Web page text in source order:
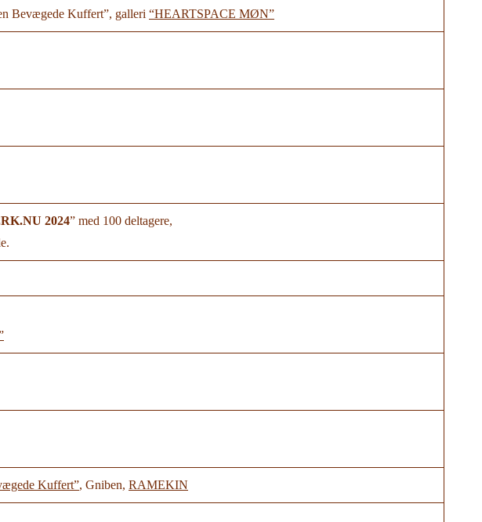
Bevægede Kuffert”, galleri “HEARTSPACE MØN”
2024” med 100 deltagere,
Kuffert”, Gniben, RAMEKIN